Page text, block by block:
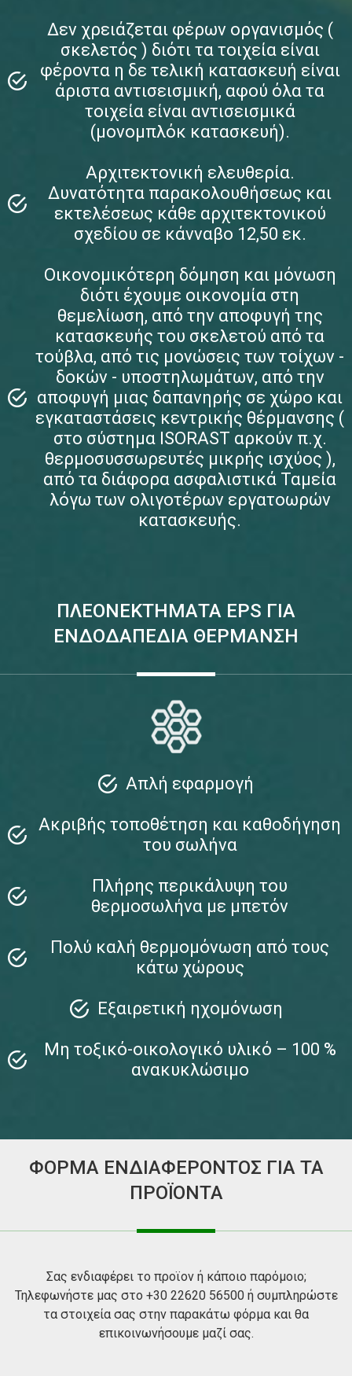
Δεν χρειάζεται φέρων οργανισμός (
σκελετός ) διότι τα τοιχεία είναι
φέροντα η δε τελική κατασκευή είναι
άριστα αντισεισμική, αφού όλα τα
τοιχεία είναι αντισεισμικά
(μονομπλόκ κατασκευή).
Αρχιτεκτονική ελευθερία.
Δυνατότητα παρακολουθήσεως και
εκτελέσεως κάθε αρχιτεκτονικού
σχεδίου σε κάνναβο 12,50 εκ.
Οικονομικότερη δόμηση και μόνωση
διότι έχουμε οικονομία στη
θεμελίωση, από την αποφυγή της
κατασκευής του σκελετού από τα
τούβλα, από τις μονώσεις των τοίχων -
δοκών - υποστηλωμάτων, από την
αποφυγή μιας δαπανηρής σε χώρο και
εγκαταστάσεις κεντρικής θέρμανσης (
στο σύστημα ΙSORAST αρκούν π.χ.
θερμοσυσσωρευτές μικρής ισχύος ),
από τα διάφορα ασφαλιστικά Ταμεία
λόγω των ολιγοτέρων εργατοωρών
κατασκευής.
ΠΛΕΟΝΕΚΤΗΜΑΤΑ EPS ΓΙΑ
ΕΝΔΟΔΑΠΕΔΙΑ ΘΕΡΜΑΝΣΗ
Απλή εφαρμογή
Aκριβής τοποθέτηση και καθοδήγηση
του σωλήνα
Πλήρης περικάλυψη του
θερμοσωλήνα με μπετόν
Πολύ καλή θερμομόνωση από τους
κάτω χώρους
Eξαιρετική ηχομόνωση
Μη τοξικό-οικολογικό υλικό – 100 %
ανακυκλώσιμο
ΦΟΡΜΑ ΕΝΔΙΑΦΕΡΟΝΤΟΣ ΓΙΑ ΤΑ
ΠΡΟΪΟΝΤΑ
Σας ενδιαφέρει το προϊον ή κάποιο παρόμοιο;
Τηλεφωνήστε μας στο +30 22620 56500 ή συμπληρώστε
τα στοιχεία σας στην παρακάτω φόρμα και θα
επικοινωνήσουμε μαζί σας.